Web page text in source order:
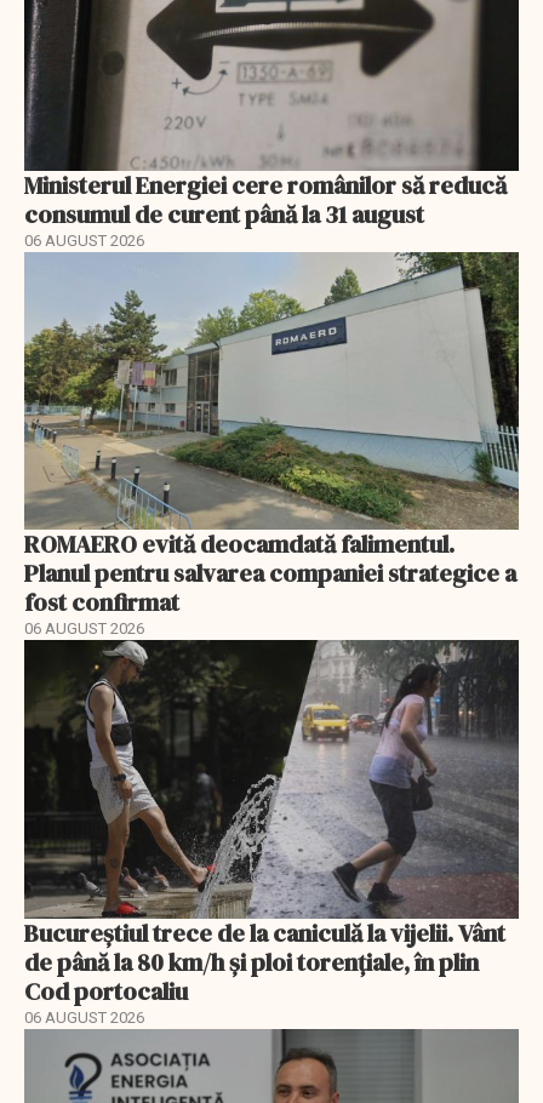
Ministerul Energiei cere românilor să reducă
consumul de curent până la 31 august
06 AUGUST 2026
ROMAERO evită deocamdată falimentul.
Planul pentru salvarea companiei strategice a
fost confirmat
06 AUGUST 2026
Bucureștiul trece de la caniculă la vijelii. Vânt
de până la 80 km/h și ploi torențiale, în plin
Cod portocaliu
06 AUGUST 2026